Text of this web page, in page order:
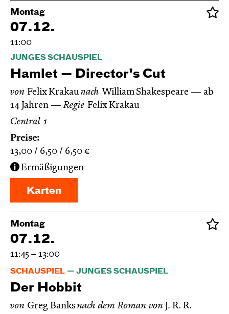
Montag
07.12.
11:00
JUNGES SCHAUSPIEL
Hamlet — Director's Cut
von Felix Krakaunach William Shakespeare
ab
14 Jahren
Regie Felix Krakau
Central 1
Preise:
13,00
6,50 6,50 €
Ermäßigungen
Karten
Montag
07.12.
11:45 – 13:00
SCHAUSPIEL JUNGES SCHAUSPIEL
Der Hobbit
von Greg Banks nach dem Roman von J. R. R.